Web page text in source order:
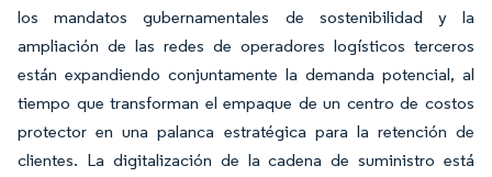
los mandatos gubernamentales de sostenibilidad y la
ampliación de las redes de operadores logísticos terceros
están expandiendo conjuntamente la demanda potencial, al
tiempo que transforman el empaque de un centro de costos
protector en una palanca estratégica para la retención de
clientes. La digitalización de la cadena de suministro está